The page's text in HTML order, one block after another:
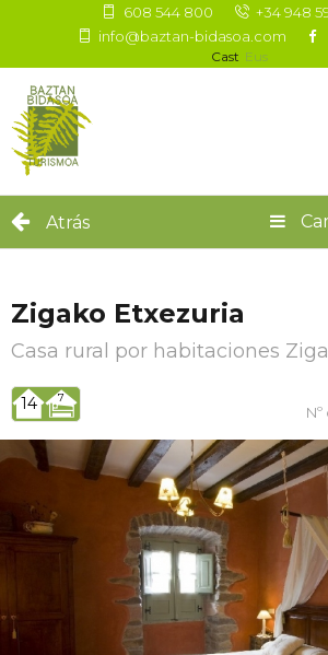
608 544 800
+34 948
info@baztan-bidasoa.com
Cast Eus
Atrás
Zigako Etxezuria
Casa rural por habitaciones Ziga
14 7